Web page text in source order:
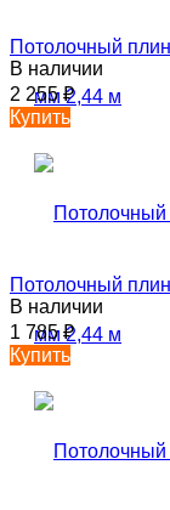
Потолочный
В наличии
2 255₽
Купить
Потолочный
В наличии
1 785₽
Купить